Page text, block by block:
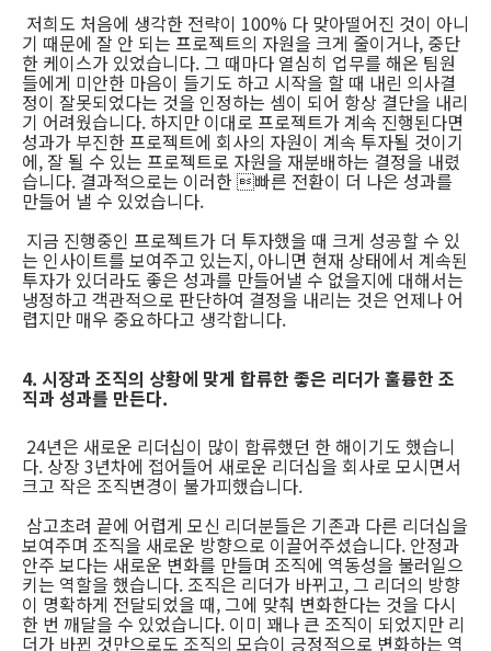
저희도 처음에 생각한 전략이 100% 다 맞아떨어진 것이 아니
기 때문에 잘 안 되는 프로젝트의 자원을 크게 줄이거나, 중단
한 케이스가 있었습니다. 그 때마다 열심히 업무를 해온 팀원
들에게 미안한 마음이 들기도 하고 시작을 할 때 내린 의사결
정이 잘못되었다는 것을 인정하는 셈이 되어 항상 결단을 내리
기 어려웠습니다. 하지만 이대로 프로젝트가 계속 진행된다면
성과가 부진한 프로젝트에 회사의 자원이 계속 투자될 것이기
에, 잘 될 수 있는 프로젝트로 자원을 재분배하는 결정을 내렸
습니다. 결과적으로는 이러한 빠른 전환이 더 나은 성과를
만들어 낼 수 있었습니다.
지금 진행중인 프로젝트가 더 투자했을 때 크게 성공할 수 있
는 인사이트를 보여주고 있는지, 아니면 현재 상태에서 계속된
투자가 있더라도 좋은 성과를 만들어낼 수 없을지에 대해서는
냉정하고 객관적으로 판단하여 결정을 내리는 것은 언제나 어
렵지만 매우 중요하다고 생각합니다.
4. 시장과 조직의 상황에 맞게 합류한 좋은 리더가 훌륭한 조
직과 성과를 만든다.
24년은 새로운 리더십이 많이 합류했던 한 해이기도 했습니
다. 상장 3년차에 접어들어 새로운 리더십을 회사로 모시면서
크고 작은 조직변경이 불가피했습니다.
삼고초려 끝에 어렵게 모신 리더분들은 기존과 다른 리더십을
보여주며 조직을 새로운 방향으로 이끌어주셨습니다. 안정과
안주 보다는 새로운 변화를 만들며 조직에 역동성을 불러일으
키는 역할을 했습니다. 조직은 리더가 바뀌고, 그 리더의 방향
이 명확하게 전달되었을 때, 그에 맞춰 변화한다는 것을 다시
한 번 깨달을 수 있었습니다. 이미 꽤나 큰 조직이 되었지만 리
더가 바뀐 것만으로도 조직의 모습이 긍정적으로 변화하는 역